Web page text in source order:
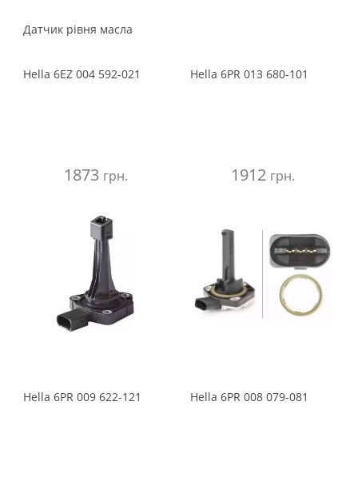
Датчик рівня масла
Hella 6EZ 004 592-021
1873 грн.
Hella 6PR 013 680-101
1912 грн.
Hella 6PR 009 622-121 Hella 6PR 008 079-081